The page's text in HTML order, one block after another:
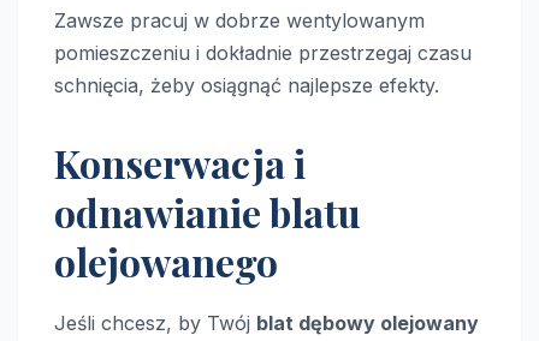
Zawsze pracuj w dobrze wentylowanym
pomieszczeniu i dokładnie przestrzegaj czasu
schnięcia, żeby osiągnąć najlepsze efekty.
Konserwacja i
odnawianie blatu
olejowanego
Jeśli chcesz, by Twój blat dębowy olejowany